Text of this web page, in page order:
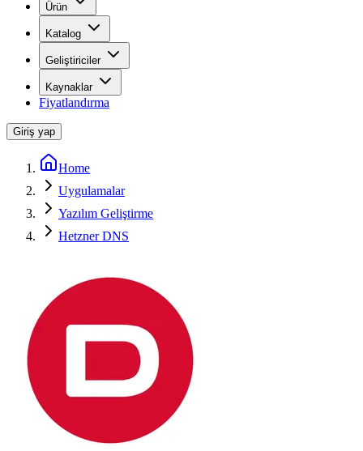
Ürün
Katalog
Geliştiriciler
Kaynaklar
Fiyatlandırma
Giriş yap
Home
Uygulamalar
Yazılım Geliştirme
Hetzner DNS